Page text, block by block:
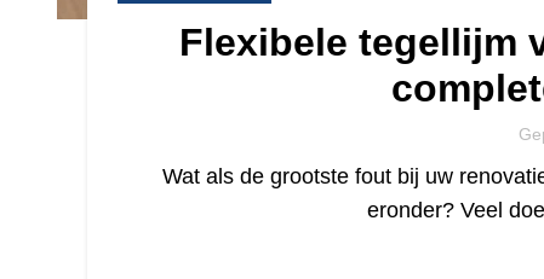
Flexibele tegellijm
Wat als de grootste fout bij uw
eronder? Veel